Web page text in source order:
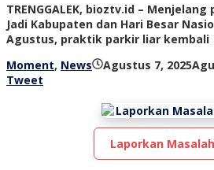
TRENGGALEK, bioztv.id –
Jadi Kabupaten dan Hari Besar
Agustus, praktik parkir liar kembali
Moment, News Agustus 7, 2025
Tweet
Laporkan